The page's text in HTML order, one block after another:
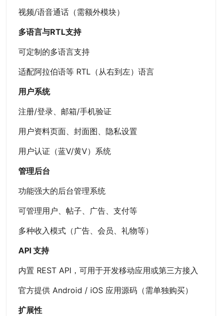
视频/语音通话（需额外模块）
多语言与RTL支持
可定制的多语言支持
适配阿拉伯语等 RTL（从右到左）语言
用户系统
注册/登录、邮箱/手机验证
用户资料页面、封面图、隐私设置
用户认证（蓝V/黄V）系统
管理后台
功能强大的后台管理系统
可管理用户、帖子、广告、支付等
多种收入模式（广告、会员、礼物等）
API 支持
内置 REST API，可用于开发移动应用或第三方接入
官方提供 Android / iOS 应用源码（需单独购买）
扩展性